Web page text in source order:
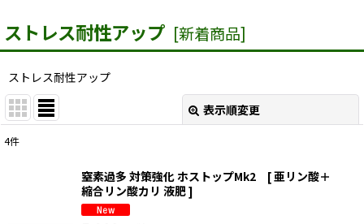
ストレス耐性アップ [新着商品]
ストレス耐性アップ
表示順変更
4件
窒素過多 対策強化 ホストップMk2 [ 亜リン酸＋
縮合リン酸カリ 液肥 ]